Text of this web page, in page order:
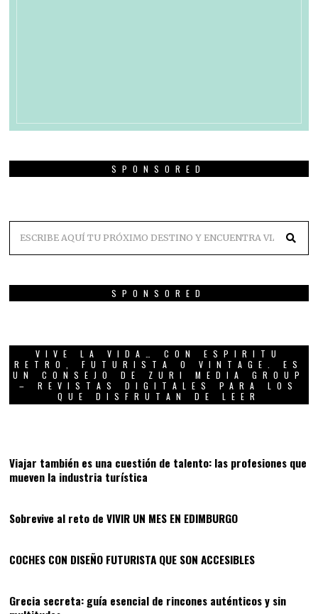
SPONSORED
SPONSORED
VIVE LA VIDA… CON ESPIRITU
RETRO, FUTURISTA O VINTAGE. ES
UN CONSEJO DE ZURI MEDIA GROUP
– REVISTAS DIGITALES PARA LOS
QUE DISFRUTAN DE LEER
Viajar también es una cuestión de talento: las profesiones que
mueven la industria turística
Sobrevive al reto de VIVIR UN MES EN EDIMBURGO
COCHES CON DISEÑO FUTURISTA QUE SON ACCESIBLES
Grecia secreta: guía esencial de rincones auténticos y sin